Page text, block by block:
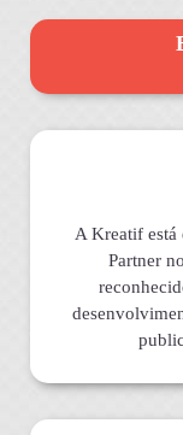
A Kreatif está
Partner